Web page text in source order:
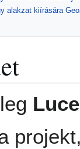
alakzat kiírására